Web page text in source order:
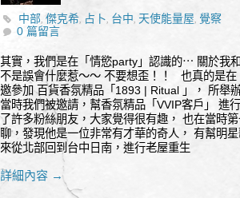
中部,傑克希, 占卜, 台中, 天使能量屋, 覺察
0 篇留言
其實，我們是在「情慾party」認識的⋯ 關於我
不是誤會什麼惹～～ 不要想歪！！ 也真的是
邀參加 百貨香氛精品「1893 | Ritual 」， 所
當時我們被邀請，幫香氛精品「VVIP客戶」 進
了許多粉絲朋友，大家覺得很有趣， 也在當時
聊，發現他是一位非常有才華的奇人， 有幫明
來從北部回到台中日南，進行老屋重生
詳細內容 →